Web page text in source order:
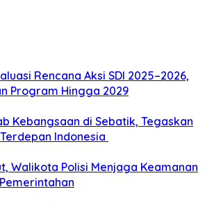
Rencana Aksi SDI 2025–2026,
Program Hingga 2029
Kebangsaan di Sebatik, Tegaskan
Indonesia
Walikota Polisi Menjaga Keamanan